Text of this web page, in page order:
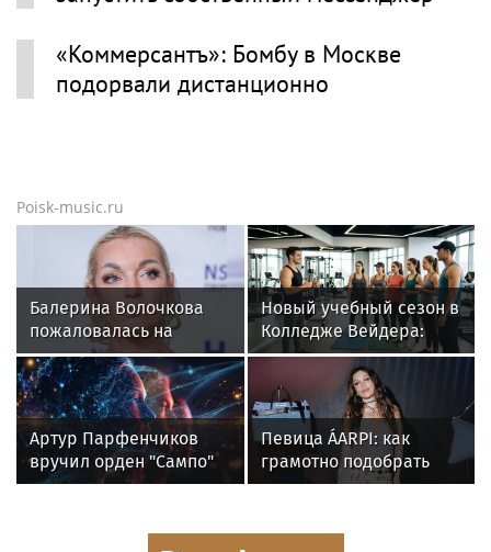
«Коммерсантъ»: Бомбу в Москве
подорвали дистанционно
Poisk-music.ru
Балерина Волочкова
пожаловалась на
отсутствие
компенсаций за
затопленную квартиру
Новый учебный сезон в
Колледже Вейдера:
стартовали очные
программы подготовки
фитнес-тренеров и
специалистов
индустрии здоровья
Артур Парфенчиков
вручил орден "Сампо"
семье Бориса Одлиса
Певица ÁARPI: как
грамотно подобрать
гардероб для